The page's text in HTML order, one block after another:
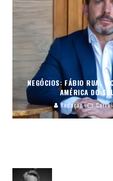
NEGÓCIOS: FÁBIO RUA,
AMÉRICA DO
Redação